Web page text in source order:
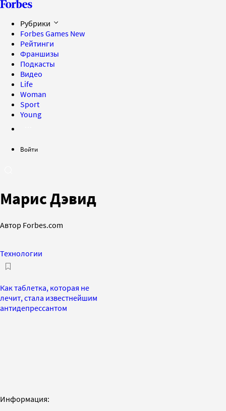
Рубрики
Forbes Games New
Рейтинги
Франшизы
Подкасты
Видео
Life
Woman
Sport
Young
Войти
Марис Дэвид
Автор Forbes.com
Технологии
Как таблетка, которая не
лечит, стала известнейшим
антидепрессантом
Информация: